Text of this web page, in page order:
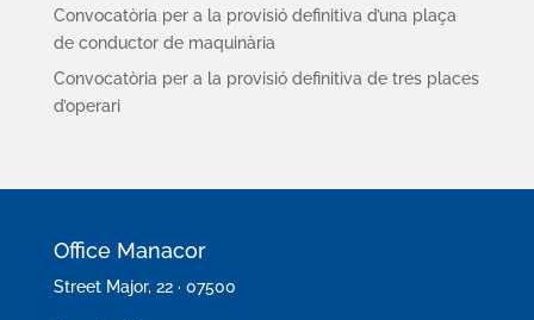
Convocatòria per a la provisió definitiva d’una plaça
de conductor de maquinària
Convocatòria per a la provisió definitiva de tres places
d’operari
Office Manacor
Street Major, 22 · 07500